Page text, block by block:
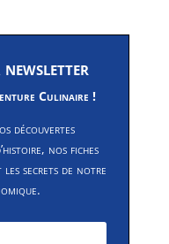
newsletter
Culinaire !
découvertes
nos fiches
les secrets de notre